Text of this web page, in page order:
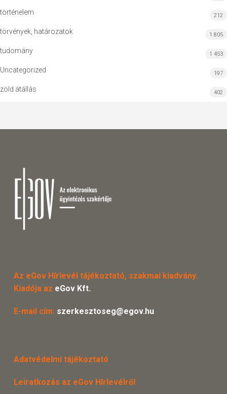
történelem 212
törvények, határozatok 1 805
tudomány 1 453
Uncategorized 197
zöld átállás 402
Az eGov Hírlevél tájékoztató, szakmai kiadvány.
Kiadója az eGov Kft.
E-mail cím: szerkesztoseg@egov.hu
Adatvédelmi tájékoztató
Leiratkozás az eGov Hírlevélről